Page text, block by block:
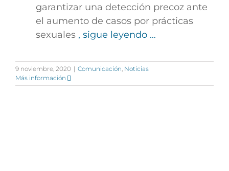
garantizar una detección precoz ante
el aumento de casos por prácticas
sexuales , sigue leyendo …
9 noviembre, 2020 | Comunicación, Noticias
Más información